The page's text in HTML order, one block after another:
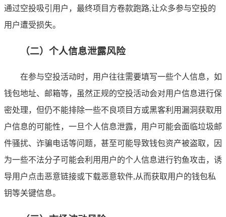
通过空投吸引用户，最终项目方卷款跑路,让众多参与空投的
用户遭受损失。
（二）个人信息泄露风险
在参与空投活动时，用户往往需要填写一些个人信息，如
钱包地址、邮箱等，虽然正规的空投活动会对用户信息进行保
密处理，但仍不能排除一些不良项目方或黑客利用漏洞获取用
户信息的可能性，一旦个人信息泄露，用户可能会面临垃圾邮
件骚扰、诈骗电话等问题，甚至可能导致钱包资产被盗取，因
为一些不法分子可能会利用用户的个人信息进行钓鱼攻击，诱
导用户点击恶意链接或下载恶意软件,从而获取用户的钱包私
钥等关键信息。